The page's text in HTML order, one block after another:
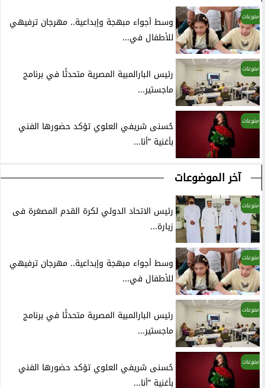
منوعات
وسط أجواء مبهجة وإبداعية.. مهرجان ترفيهي
للأطفال في...
منوعات
رئيس البارالمبية المصرية متحدثًا في برنامج
ماجستير...
منوعات
حُسنى شريفي العلوي تؤكد حضورها الفني
بأغنية ”أنا...
آخر الموضوعات
منوعات
رئيس الاتحاد الدولي لكرة القدم المصغرة فى
زيارة...
منوعات
وسط أجواء مبهجة وإبداعية.. مهرجان ترفيهي
للأطفال في...
منوعات
رئيس البارالمبية المصرية متحدثًا في برنامج
ماجستير...
منوعات
حُسنى شريفي العلوي تؤكد حضورها الفني
بأغنية ”أنا...